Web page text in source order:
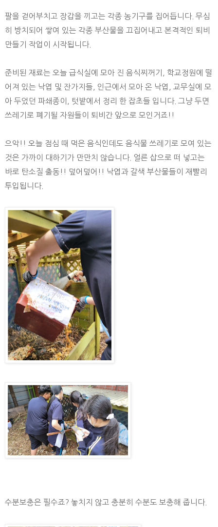
팔을 걷어부치고 장갑을 끼고는 각종 농기구를 집어듭니다. 무심
히 방치되어 쌓여 있는 각종 부산물을 끄집어내고 본격적인 퇴비
만들기 작업이 시작됩니다.
준비된 재료는 오늘 급식실에 모아 진 음식찌꺼기, 학교정원에 떨
어져 있는 낙엽 및 잔가지들, 인근에서 모아 온 낙엽, 교무실에 모
아 두었던 파쇄종이, 텃밭에서 정리 한 잡초들 입니다. 그냥 두면
쓰레기로 폐기될 자원들이 퇴비간 앞으로 모인거죠!!
으악!! 오늘 점심 때 먹은 음식인데도 음식물 쓰레기로 모여 있는
것은 가까이 대하기가 만만치 않습니다. 얼른 삽으로 떠 넣고는
바로 탄소질 출동!! 덮어덮어!! 낙엽과 갈색 부산물들이 재빨리
투입됩니다.
수분보충은 필수죠? 놓치지 않고 충분히 수분도 보충해 줍니다.